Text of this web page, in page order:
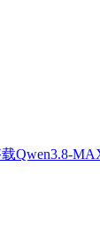
Qwen3.8-